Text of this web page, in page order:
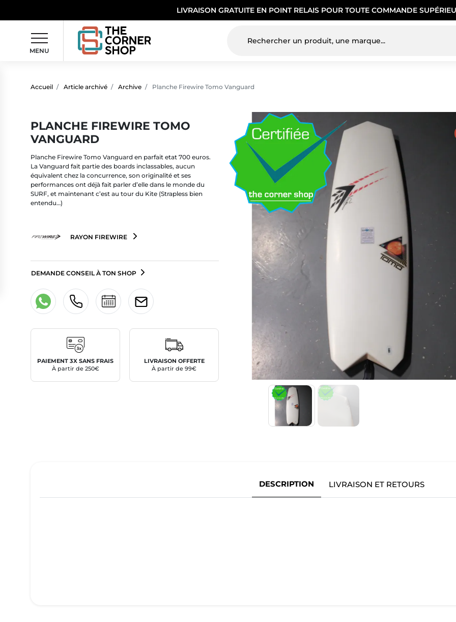
LIVRAISON GRATUITE EN POINT RELAIS POUR TOUTE COMMANDE
MENU
Accueil Article archivé Archive Planche Firewire Tomo Vanguard
PLANCHE FIREWIRE TOMO
VANGUARD
Planche Firewire Tomo Vanguard en parfait etat 700 euros.
La Vanguard fait partie des boards inclassables, aucun
équivalent chez la concurrence, son originalité et ses
performances ont déjà fait parler d’elle dans le monde du
SURF, et maintenant c’est au tour du Kite (Strapless bien
entendu…)
RAYON FIREWIRE
DEMANDE CONSEIL À TON SHOP
PAIEMENT 3X SANS FRAIS
À partir de 250€
LIVRAISON OFFERTE
À partir de 99€
DESCRIPTION LIVRAISON ET RETOURS